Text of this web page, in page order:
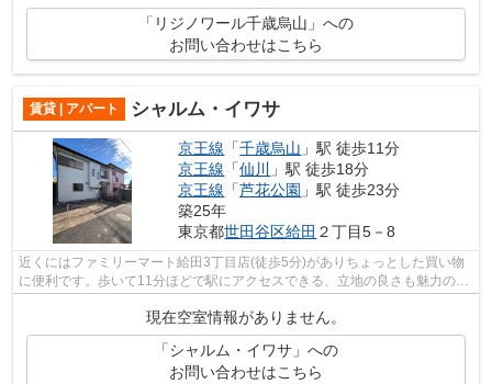
「リジノワール千歳烏山」への
お問い合わせはこちら
賃貸 | アパート シャルム・イワサ
京王線 「千歳烏山 」駅 徒歩11分
京王線 「仙川
」駅 徒歩18分
京王線 「芦花公園 」駅 徒歩23分
築25年
東京都世田谷区給田 ２丁目5－8
近くにはファミリーマート給田3丁目店(徒歩5分)がありちょっとした買い物
に便利です。歩いて11分ほどで駅にアクセスできる、立地の良さも魅力の物
件です。敷地内にゴミ置き場を備えて...
現在空室情報がありません。
「シャルム・イワサ」への
お問い合わせはこちら